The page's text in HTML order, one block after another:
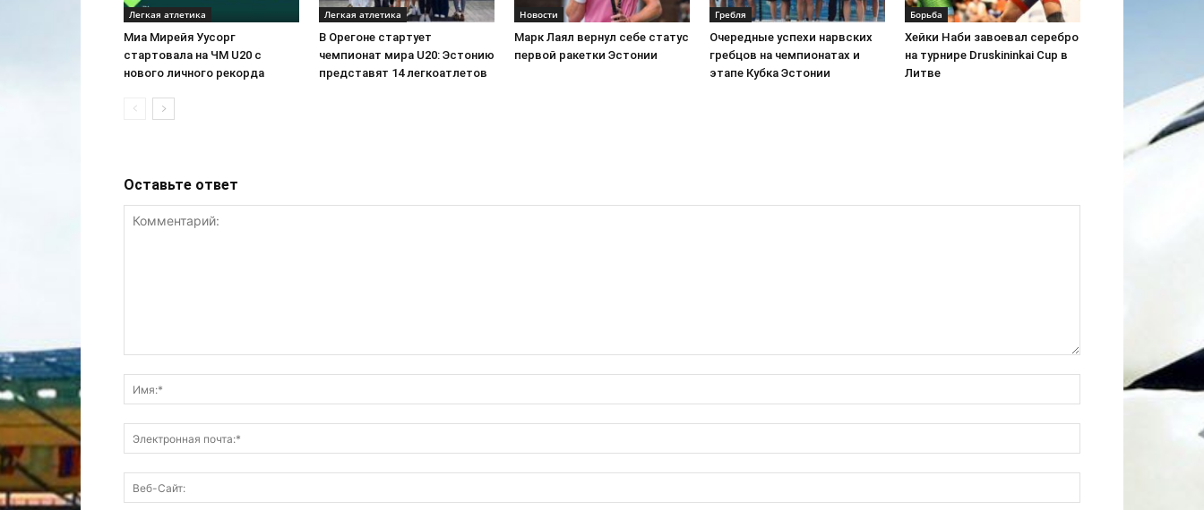
Легкая атлетика
Миа Мирейя Уусорг
стартовала на ЧМ U20 c
нового личного рекорда
Легкая атлетика
В Орегоне стартует
чемпионат мира U20: Эстонию
представят 14 легкоатлетов
Новости
Марк Лаял вернул себе статус
первой ракетки Эстонии
Гребля
Очередные успехи нарвских
гребцов на чемпионатах и
этапе Кубка Эстонии
Борьба
Хейки Наби завоевал серебро
на турнире Druskininkai Cup в
Литве
Оставьте ответ